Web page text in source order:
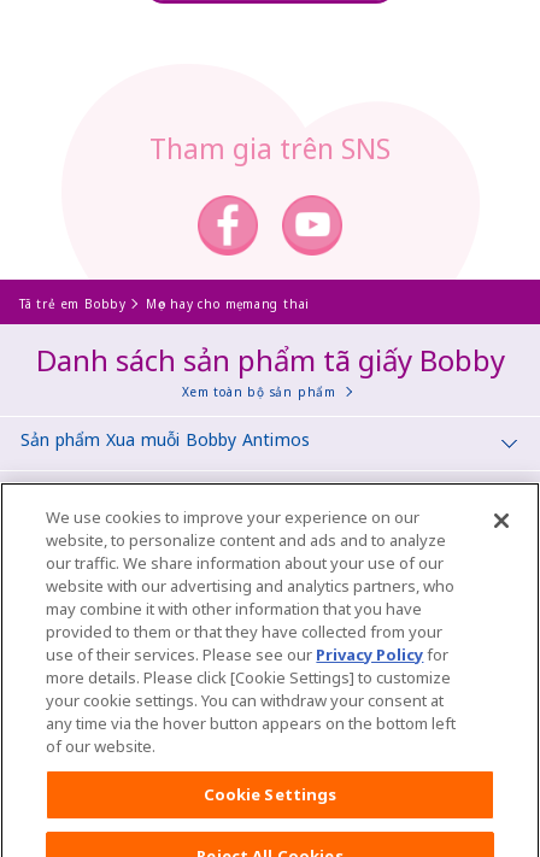
Tham gia trên SNS
Tã trẻ em Bobby Mẹo hay cho mẹ mang thai
Danh sách sản phẩm tã giấy Bobby
Xem toàn bộ sản phẩm
Sản phẩm Xua muỗi Bobby Antimos
Tã dán Bobby Siêu khô thoáng
Tã quần Bobby Siêu khô thoáng
Miếng lót Bobby Siêu khô thoáng
Tã quần Bobby Premium Soft
Bọt tắm gội em bé Bobbychan
We use cookies to improve your experience on our
website, to personalize content and ads and to analyze
our traffic. We share information about your use of our
website with our advertising and analytics partners, who
may combine it with other information that you have
provided to them or that they have collected from your
use of their services. Please see our Privacy Policyfor
more details. Please click [Cookie Settings] to customize
your cookie settings. You can withdraw your consent at
any time via the hover button appears on the bottom left
of our website.
Cookie Settings